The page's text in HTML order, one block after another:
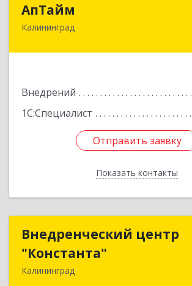
АпТайм
Калининград
Внедрений
1С:Специалист
Отправить заявку
Показать контакты
236023, Калининградская обл,
Отправить заявку
Назад
Внедренческий центр
"Константа"
Калининград